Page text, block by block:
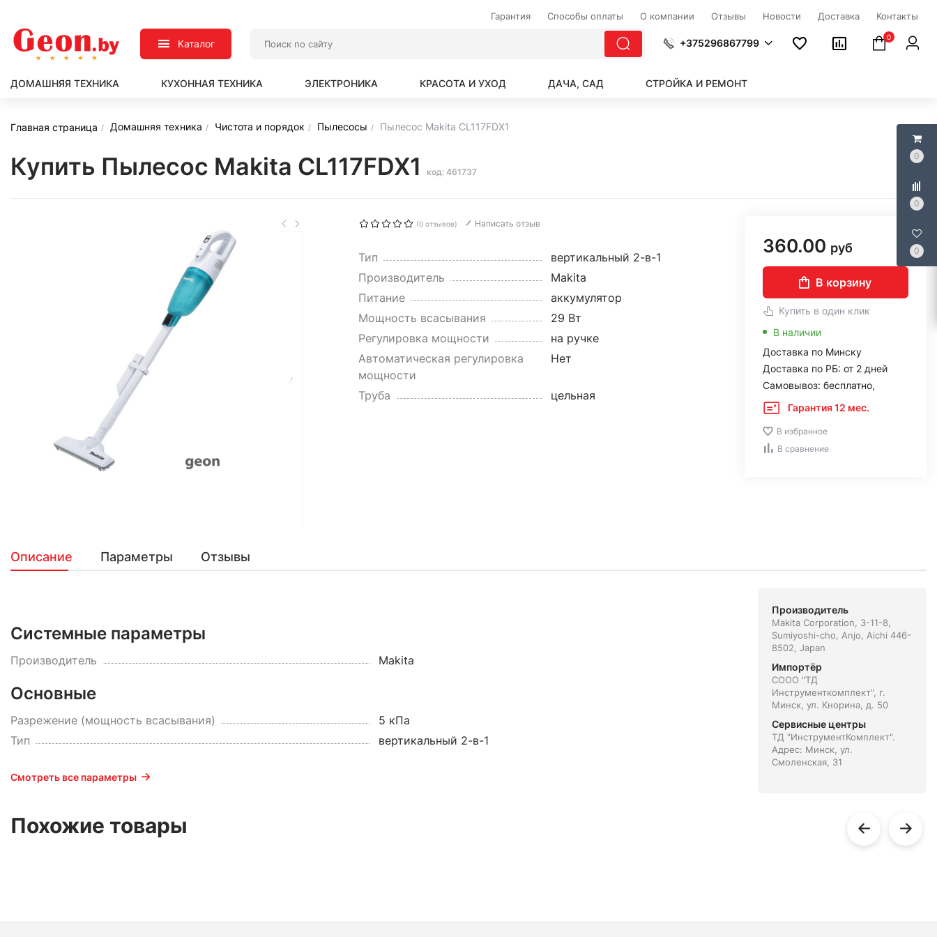
0
0
0
Гарантия Способы оплаты О компании Отзывы Новости Доставка Контакты
Каталог +375296867799
0
ДОМАШНЯЯ ТЕХНИКА КУХОННАЯ ТЕХНИКА ЭЛЕКТРОНИКА КРАСОТА И УХОД ДАЧА, САД СТРОЙКА И РЕМОНТ
Главная страница Домашняя техника Чистота и порядок Пылесосы Пылесос Makita CL117FDX1
Купить Пылесос Makita CL117FDX1 код: 461737
(0 отзывов) Написать отзыв
Тип
вертикальный 2-в-1
Производитель
Makita
Питание
аккумулятор
Мощность всасывания
29 Вт
Регулировка мощности
на ручке
Автоматическая регулировка
мощности
Нет
Труба цельная
360.00 руб
В корзину
Купить в один клик
В наличии
Доставка по Минску
Доставка по РБ: от 2 дней
Самовывоз: бесплатно,
Гарантия 12 мес.
В избранное
В сравнение
Описание Параметры Отзывы
Системные параметры
Производитель Makita
Основные
Разрежение (мощность всасывания)
5 кПа
Тип
вертикальный 2-в-1
Смотреть все параметры
Производитель
Makita Corporation, 3-11-8,
Sumiyoshi-cho, Anjo, Aichi 446-
8502, Japan
Импортёр
СООО "ТД
Инструменткомплект", г.
Минск, ул. Кнорина, д. 50
Сервисные центры
ТД "ИнструментКомплект".
Адрес: Минск, ул.
Смоленская, 31
Похожие товары